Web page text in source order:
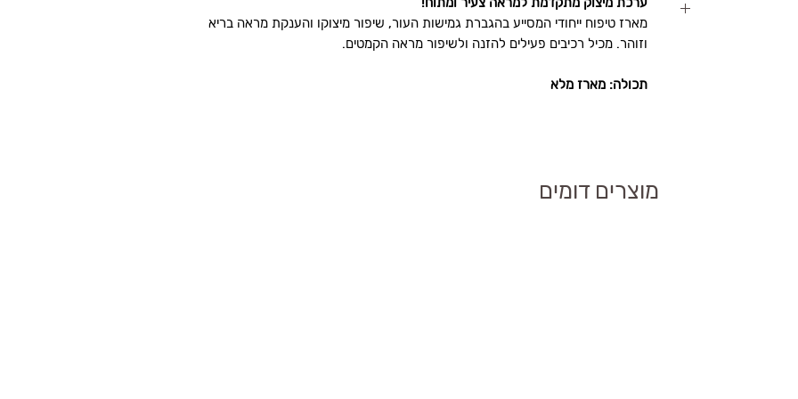
מארז טיפוח ייחודי המסייע בהגברת גמישות העור, שיפור מיצוקו והענקת מראה בריא
וזוהר. מכיל רכיבים פעילים להזנה ולשיפור מראה הקמטים.
תכולה: מארז מלא
אחיד.
עור פנים נקי.
מוצרים דומים